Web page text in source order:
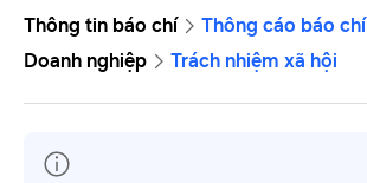
Thông tin báo chí
Thông cáo báo chí
Doanh nghiệp
Trách nhiệm xã hội